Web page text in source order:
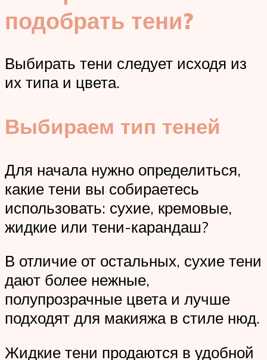
подобрать тени?
Выбирать тени следует исходя из
их типа и цвета.
Выбираем тип теней
Для начала нужно определиться,
какие тени вы собираетесь
использовать: сухие, кремовые,
жидкие или тени-карандаш?
В отличие от остальных, сухие тени
дают более нежные,
полупрозрачные цвета и лучше
подходят для макияжа в стиле нюд.
Жидкие тени продаются в удобной